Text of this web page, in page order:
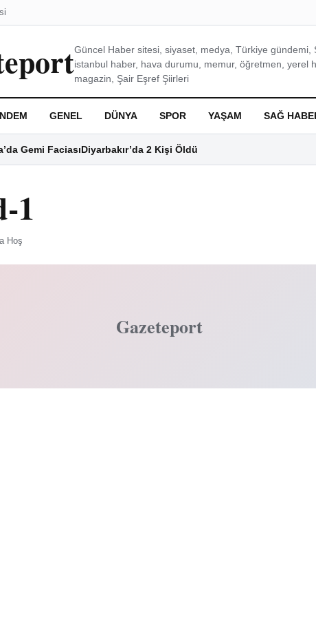
Güncel Haber sitesi, siyaset, medya, Türkiye
istanbul haber, hava durumu, memur, öğretmen, yerel
magazin, Şair Eşref Şiirleri
GENEL DÜNYA SPOR YAŞAM SAĞ
Gemi FaciasıDiyarbakır’da 2 Kişi Öldü
1
Hoş
Gazeteport